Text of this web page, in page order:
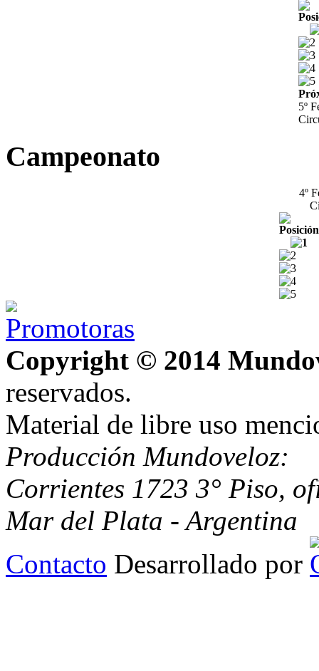
5º
Campeonato
4º
Copyright © 2014
reservados.
Material de libre uso
Producción Mundoveloz:
Corrientes 1723 3° Piso,
Mar del Plata - Argentina
Contacto Desarrollado por